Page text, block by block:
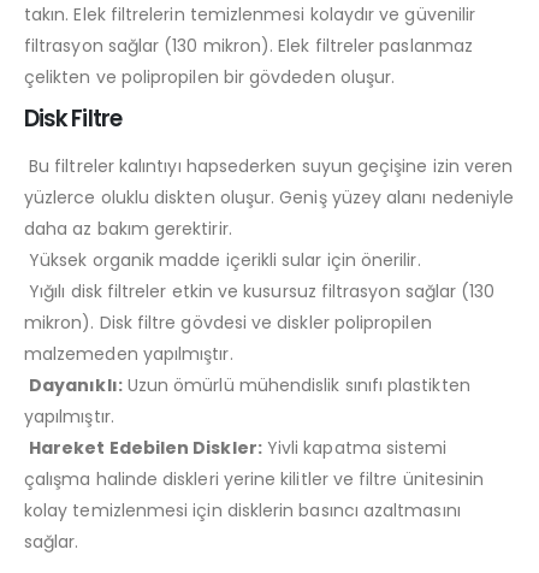
takın. Elek filtrelerin temizlenmesi kolaydır ve güvenilir
filtrasyon sağlar (130 mikron). Elek filtreler paslanmaz
çelikten ve polipropilen bir gövdeden oluşur.
Disk Filtre
Bu filtreler kalıntıyı hapsederken suyun geçişine izin veren
yüzlerce oluklu diskten oluşur. Geniş yüzey alanı nedeniyle
daha az bakım gerektirir.
Yüksek organik madde içerikli sular için önerilir.
Yığılı disk filtreler etkin ve kusursuz filtrasyon sağlar (130
mikron). Disk filtre gövdesi ve diskler polipropilen
malzemeden yapılmıştır.
Dayanıklı:Uzun ömürlü mühendislik sınıfı plastikten
yapılmıştır.
Hareket Edebilen Diskler:Yivli kapatma sistemi
çalışma halinde diskleri yerine kilitler ve filtre ünitesinin
kolay temizlenmesi için disklerin basıncı azaltmasını
sağlar.